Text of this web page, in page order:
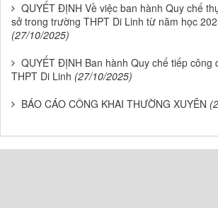
QUYẾT ĐỊNH Về việc ban hành Quy chế
sở trong trường THPT Di Linh từ năm học
(27/10/2025)
QUYẾT ĐỊNH Ban hành Quy chế tiếp công
THPT Di Linh (27/10/2025)
BÁO CÁO CÔNG KHAI THƯỜNG XUYÊN